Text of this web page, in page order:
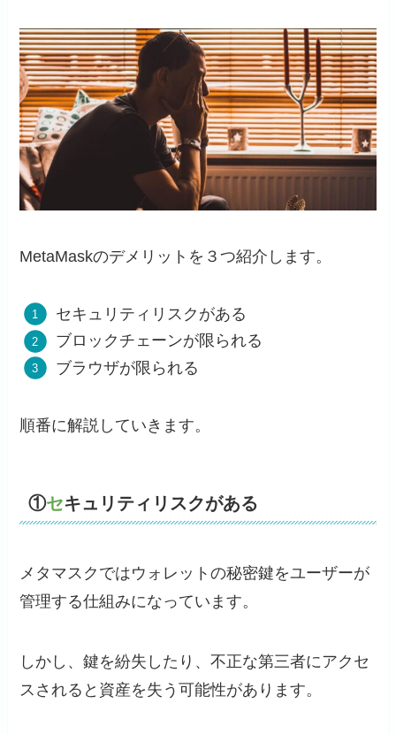
MetaMaskのデメリットを３つ紹介します。
セキュリティリスクがある
ブロックチェーンが限られる
ブラウザが限られる
順番に解説していきます。
①セキュリティリスクがある
メタマスクではウォレットの秘密鍵をユーザーが
管理する仕組みになっています。
しかし、鍵を紛失したり、不正な第三者にアクセ
スされると資産を失う可能性があります。